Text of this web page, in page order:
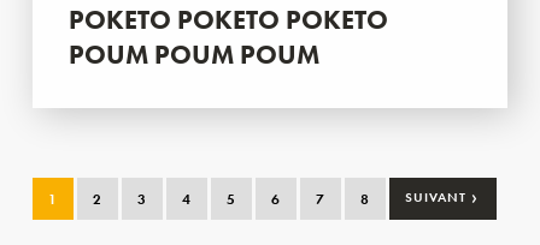
POKETO POKETO POKETO
POUM POUM POUM
1 2 3 4 5 6 7 8 SUIVANT ›